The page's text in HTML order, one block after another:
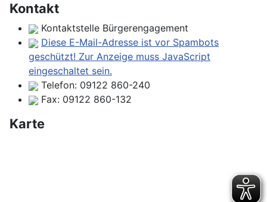
Kontakt
Kontaktstelle Bürgerengagement
Diese E-Mail-Adresse ist vor Spambots
geschützt! Zur Anzeige muss JavaScript
eingeschaltet sein.
Telefon: 09122 860-240
Fax: 09122 860-132
Karte